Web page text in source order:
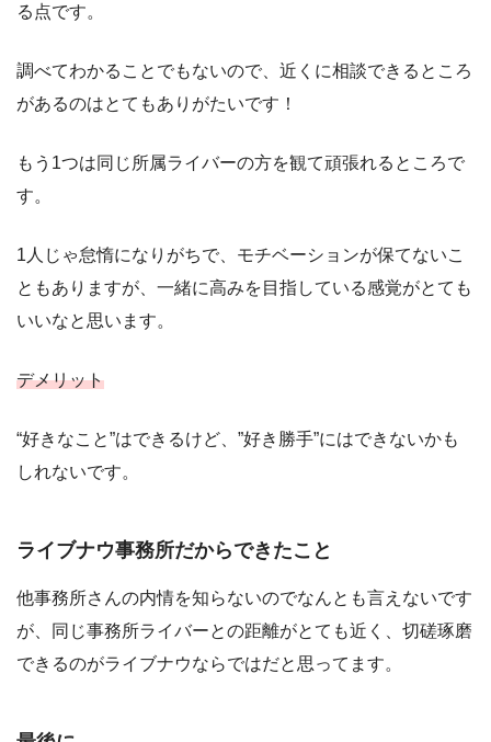
る点です。
調べてわかることでもないので、近くに相談できるところ
があるのはとてもありがたいです！
もう1つは同じ所属ライバーの方を観て頑張れるところで
す。
1人じゃ怠惰になりがちで、モチベーションが保てないこ
ともありますが、一緒に高みを目指している感覚がとても
いいなと思います。
デメリット
“好きなこと”はできるけど、”好き勝手”にはできないかも
しれないです。
ライブナウ事務所だからできたこと
他事務所さんの内情を知らないのでなんとも言えないです
が、同じ事務所ライバーとの距離がとても近く、切磋琢磨
できるのがライブナウならではだと思ってます。